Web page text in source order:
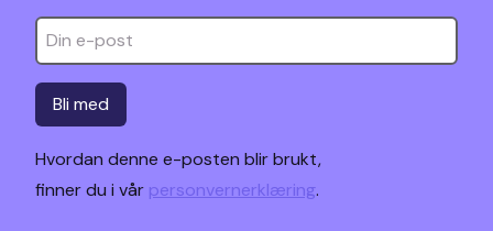
Bli med
Hvordan denne e-posten blir brukt,
finner du i vår personvernerklæring.